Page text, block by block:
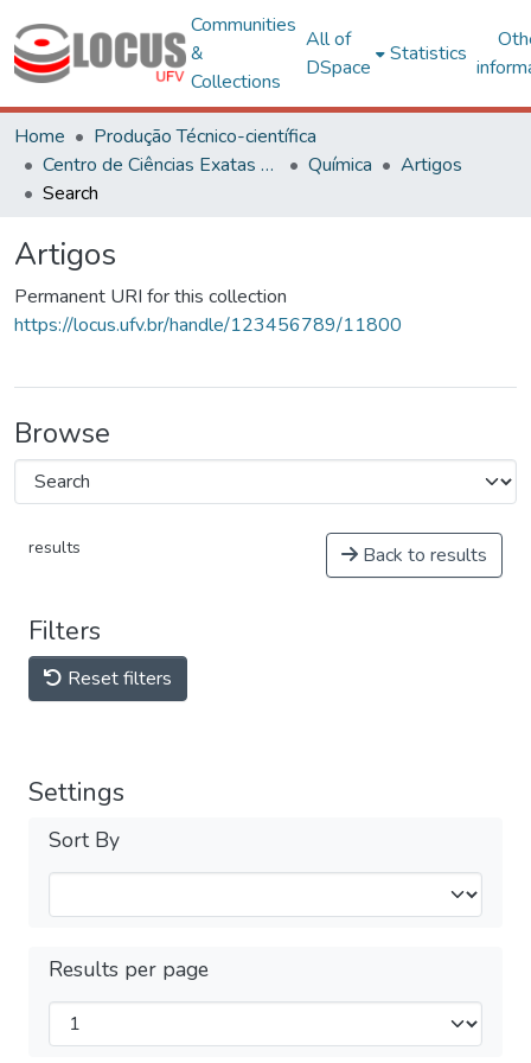
Communities
&
Collections
All of
DSpace
Statistics
Home
Produção Técnico-científica
Centro de Ciências Exatas e Tecnológicas
Química
Artigos
Search
Artigos
Permanent URI for this collection
https://locus.ufv.br/handle/123456789/11800
Browse
results Back to results
Filters
Reset filters
Settings
Sort By
Results per page